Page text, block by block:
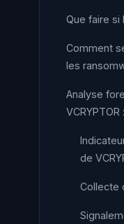
Que faire si
Comment
les
Analyse
de
Collecte